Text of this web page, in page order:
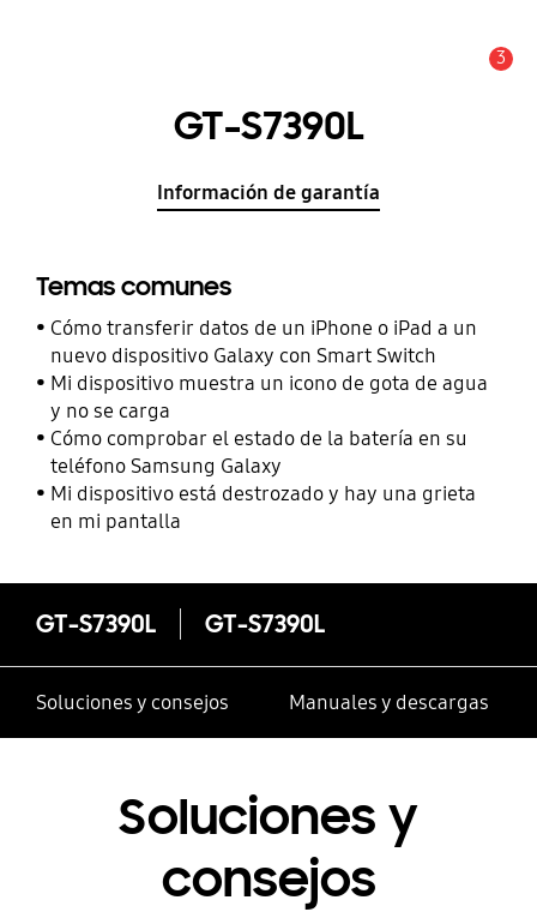
3
GT-S7390L
Información de garantía
Temas comunes
Cómo transferir datos de un iPhone o iPad a un
nuevo dispositivo Galaxy con Smart Switch
Mi dispositivo muestra un icono de gota de agua
y no se carga
Cómo comprobar el estado de la batería en su
teléfono Samsung Galaxy
Mi dispositivo está destrozado y hay una grieta
en mi pantalla
GT-S7390L GT-S7390L
Soluciones y consejos Manuales y descargas
Soluciones y
consejos